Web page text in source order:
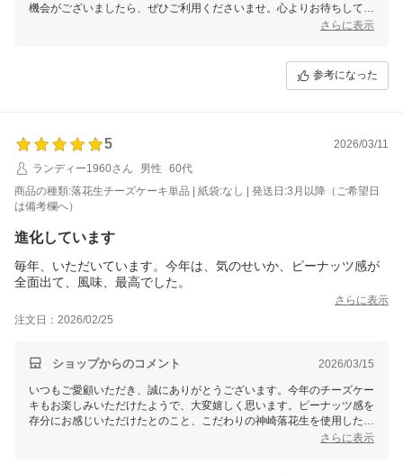
機会がございましたら、ぜひご利用くださいませ。心よりお待ちしてお
さらに表示
参考になった
5
2026/03/11
ランディー1960さん
男性
60代
商品の種類:落花生チーズケーキ単品 | 紙袋:なし | 発送日:3月以降（ご希望日
は備考欄へ）
進化しています
毎年、いただいています。今年は、気のせいか、ピーナッツ感が
全面出て、風味、最高でした。
さらに表示
注文日：2026/02/25
ショップからのコメント 2026/03/15
いつもご愛顧いただき、誠にありがとうございます。今年のチーズケー
キもお楽しみいただけたようで、大変嬉しく思います。ピーナッツ感を
存分にお感じいただけたとのこと、こだわりの神崎落花生を使用した甲
斐があります。これからも特別な時間に寄り添えるよう、より一層美味
さらに表示